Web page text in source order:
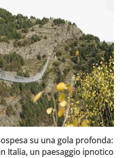
su una gola profonda:
Italia, un paesaggio ipnotico